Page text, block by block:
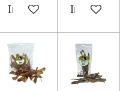
In winkelwagen
In